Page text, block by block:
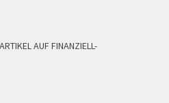
AUF FINANZIELL-